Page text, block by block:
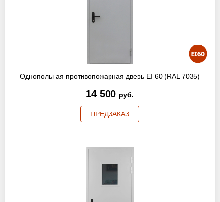
Контакты
ЗАПРОСИТЬ РАСЧЕТ
Раменское и вся область!
info@protivopozharnie-dveri.ru
Однопольная противопожарная дверь EI 60 (RAL 7035)
14 500 руб.
ПРЕДЗАКАЗ